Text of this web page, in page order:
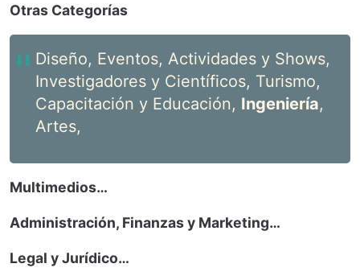
Otras Categorías
Diseño, Eventos, Actividades y Shows,
Investigadores y Científicos, Turismo,
Capacitación y Educación, Ingeniería,
Artes,
Multimedios…
Administración, Finanzas y Marketing…
Legal y Jurídico…